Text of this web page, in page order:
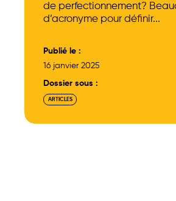
de perfectionnement?
d’acronyme pour définir...
Publié le :
16 janvier 2025
Dossier sous :
ARTICLES